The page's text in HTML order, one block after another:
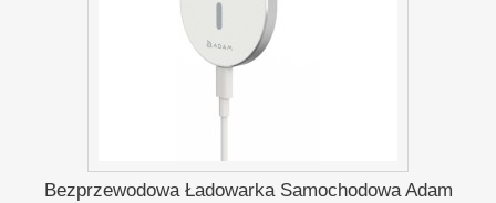
Bezprzewodowa Ładowarka Samochodowa Adam